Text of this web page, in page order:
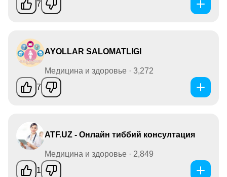
7
AYOLLAR SALOMATLIGI
Медицина и здоровье · 3,272
7
ATF.UZ - Онлайн тиббий консултация
Медицина и здоровье · 2,849
1